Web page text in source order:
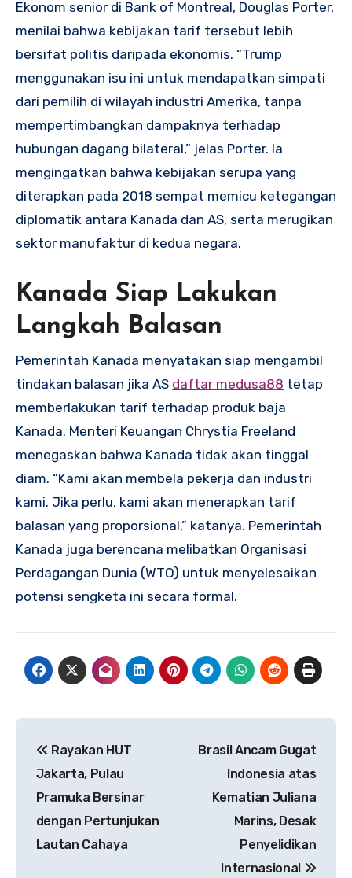
Ekonom senior di Bank of Montreal, Douglas Porter,
menilai bahwa kebijakan tarif tersebut lebih
bersifat politis daripada ekonomis. “Trump
menggunakan isu ini untuk mendapatkan simpati
dari pemilih di wilayah industri Amerika, tanpa
mempertimbangkan dampaknya terhadap
hubungan dagang bilateral,” jelas Porter. Ia
mengingatkan bahwa kebijakan serupa yang
diterapkan pada 2018 sempat memicu ketegangan
diplomatik antara Kanada dan AS, serta merugikan
sektor manufaktur di kedua negara.
Kanada Siap Lakukan
Langkah Balasan
Pemerintah Kanada menyatakan siap mengambil
tindakan balasan jika AS daftar medusa88 tetap
memberlakukan tarif terhadap produk baja
Kanada. Menteri Keuangan Chrystia Freeland
menegaskan bahwa Kanada tidak akan tinggal
diam. “Kami akan membela pekerja dan industri
kami. Jika perlu, kami akan menerapkan tarif
balasan yang proporsional,” katanya. Pemerintah
Kanada juga berencana melibatkan Organisasi
Perdagangan Dunia (WTO) untuk menyelesaikan
potensi sengketa ini secara formal.
pos
Rayakan HUT
Jakarta, Pulau
Pramuka Bersinar
dengan Pertunjukan
Lautan Cahaya
Brasil Ancam Gugat
Indonesia atas
Kematian Juliana
Marins, Desak
Penyelidikan
Internasional